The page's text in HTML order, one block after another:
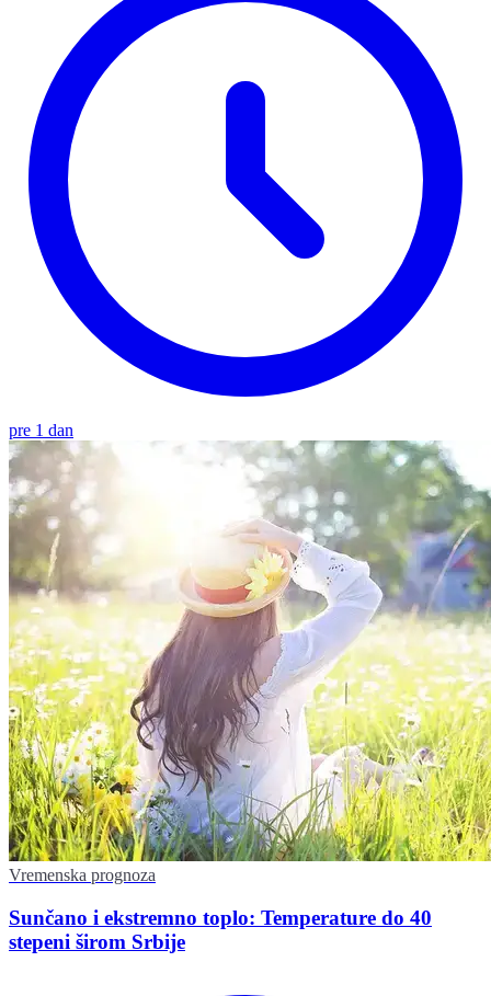
pre 1 dan
Vremenska prognoza
Sunčano i ekstremno toplo: Temperature do 40
stepeni širom Srbije